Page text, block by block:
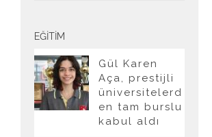
EĞITIM
Gül Karen
Aça, prestijli
üniversitelerd
en tam burslu
kabul aldı